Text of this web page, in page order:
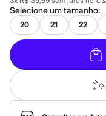
A partir de 60% off
Feminino
Em alta
Inverno
Alfaiataria
Novidades
Roupas
Blusas e Camisetas
Básicos
Calças
Casacos e Jaquetas
Selecione umtamanho:
20 21 22